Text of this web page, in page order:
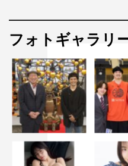
フォトギャラリ